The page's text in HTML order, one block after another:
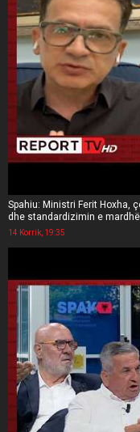
Spahiu: Ministri Ferit Hoxha,
dhe standardizimin e
14 Korrik, 19:35